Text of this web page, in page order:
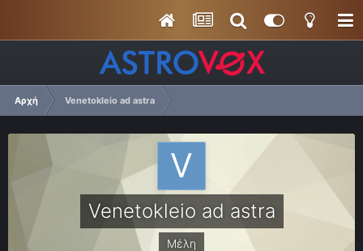
Αρχή Venetokleio ad astra
Venetokleio ad astra
Μέλη